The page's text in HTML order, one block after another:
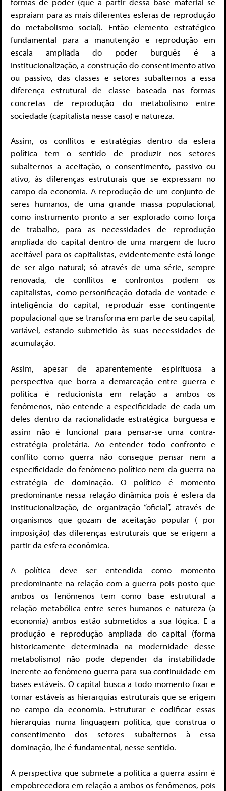
espraiam para as mais diferentes esferas de reprodução
do metabolismo social). Então elemento estratégico
fundamental para a manutenção e reprodução em
escala ampliada do poder burguês é a
institucionalização, a construção do consentimento ativo
ou passivo, das classes e setores subalternos a essa
diferença estrutural de classe baseada nas formas
concretas de reprodução do metabolismo entre
sociedade (capitalista nesse caso) e natureza.
Assim, os conflitos e estratégias dentro da esfera
política tem o sentido de produzir nos setores
subalternos a aceitação, o consentimento, passivo ou
ativo, às diferenças estruturais que se expressam no
campo da economia. A reprodução de um conjunto de
seres humanos, de uma grande massa populacional,
como instrumento pronto a ser explorado como força
de trabalho, para as necessidades de reprodução
ampliada do capital dentro de uma margem de lucro
aceitável para os capitalistas, evidentemente está longe
de ser algo natural; só através de uma série, sempre
renovada, de conflitos e confrontos podem os
capitalistas, como personificação dotada de vontade e
inteligência do capital, reproduzir esse contingente
populacional que se transforma em parte de seu capital,
variável, estando submetido às suas necessidades de
acumulação.
Assim, apesar de aparentemente espirituosa a
perspectiva que borra a demarcação entre guerra e
politica é reducionista em relação a ambos os
fenômenos, não entende a especificidade de cada um
deles dentro da racionalidade estratégica burguesa e
assim não é funcional para pensar-se uma contra-
estratégia proletária. Ao entender todo confronto e
conflito como guerra não consegue pensar nem a
especificidade do fenômeno político nem da guerra na
estratégia de dominação. O político é momento
predominante nessa relação dinâmica pois é esfera da
institucionalização, de organização “oficial”, através de
organismos que gozam de aceitação popular ( por
imposição) das diferenças estruturais que se erigem a
partir da esfera econômica.
A política deve ser entendida como momento
predominante na relação com a guerra pois posto que
ambos os fenômenos tem como base estrutural a
relação metabólica entre seres humanos e natureza (a
economia) ambos estão submetidos a sua lógica. E a
produção e reprodução ampliada do capital (forma
historicamente determinada na modernidade desse
metabolismo) não pode depender da instabilidade
inerente ao fenômeno guerra para sua continuidade em
bases estáveis. O capital busca a todo momento fixar e
tornar estáveis as hierarquias estruturais que se erigem
no campo da economia. Estruturar e codificar essas
hierarquias numa linguagem política, que construa o
consentimento dos setores subalternos à essa
dominação, lhe é fundamental, nesse sentido.
A perspectiva que submete a política a guerra assim é
empobrecedora em relação a ambos os fenômenos, pois